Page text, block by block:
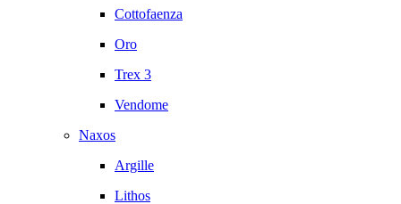
Cottofaenza
Oro
Trex 3
Vendome
Naxos
Argille
Lithos